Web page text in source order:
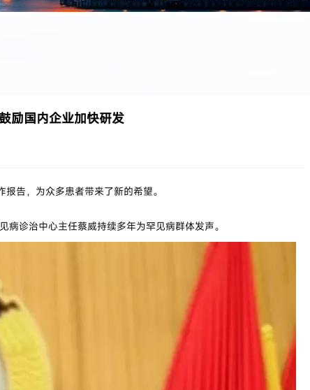
励国内企业加快研发
告，为众多患者带来了新的希望。
诊治中心主任蔡威持续多年为罕见病群体发声。